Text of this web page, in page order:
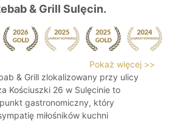
& Grill Sulęcin.
Pokaż więcej >>
& Grill zlokalizowany przy ulicy
Kościuszki 26 w Sulęcinie to
gastronomiczny, który
miłośników kuchni